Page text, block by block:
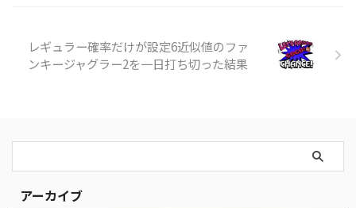
レギュラー確率だけが設定6近似値のファ
ンキージャグラー2を一日打ち切った結果
アーカイブ